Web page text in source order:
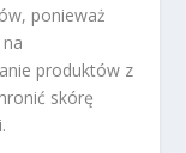
ponieważ
produktów z
skórę